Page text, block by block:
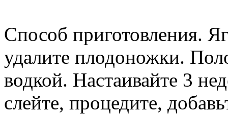
Способ приготовления.
удалите плодоножки.
водкой. Настаивайте 3
слейте, процедите,